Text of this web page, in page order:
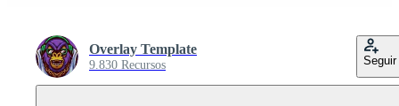
Overlay Template
9.830 Recursos Seguir